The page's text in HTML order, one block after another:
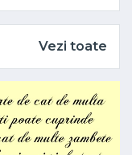
Vezi toate